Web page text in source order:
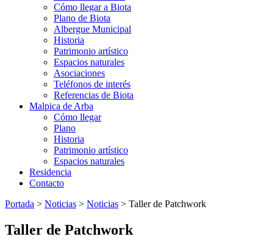
Cómo llegar a Biota
Plano de Biota
Albergue Municipal
Historia
Patrimonio artístico
Espacios naturales
Asociaciones
Teléfonos de interés
Referencias de Biota
Malpica de Arba
Cómo llegar
Plano
Historia
Patrimonio artístico
Espacios naturales
Residencia
Contacto
Portada > Noticias > Noticias > Taller de Patchwork
Taller de Patchwork